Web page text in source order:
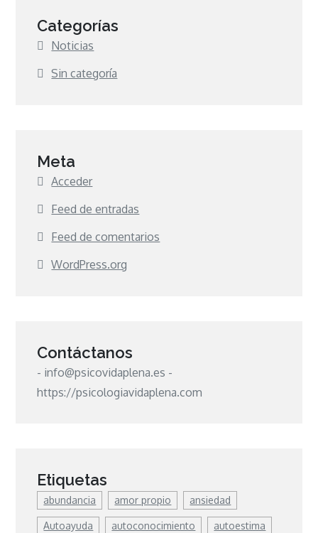
Categorías
Noticias
Sin categoría
Meta
Acceder
Feed de entradas
Feed de comentarios
WordPress.org
Contáctanos
- info@psicovidaplena.es -
https://psicologiavidaplena.com
Etiquetas
abundancia amor propio ansiedad
Autoayuda autoconocimiento autoestima